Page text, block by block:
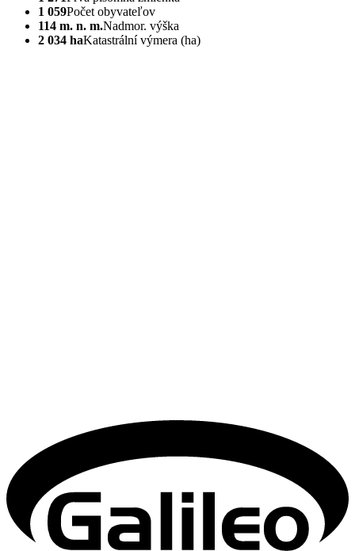
1 059Počet obyvateľov
114 m. n. m.Nadmor. výška
2 034 haKatastrální výmera (ha)